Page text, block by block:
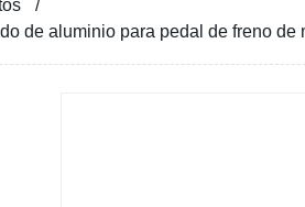
de aluminio para pedal de freno